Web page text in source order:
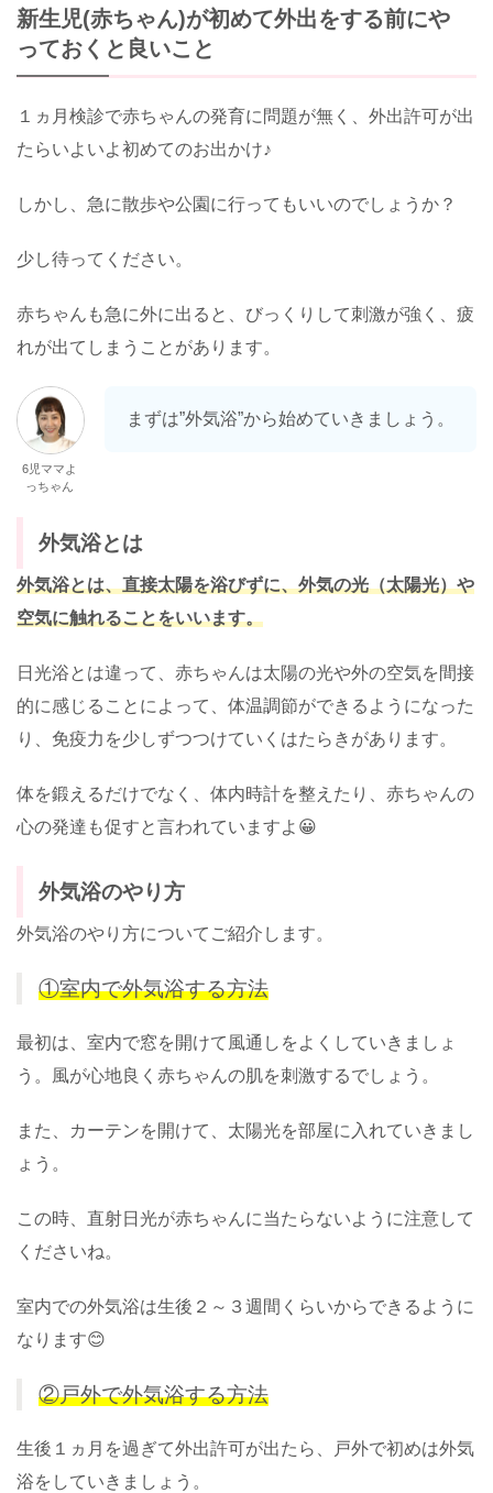
新生児(赤ちゃん)が初めて外出をする前にや
っておくと良いこと
１ヵ月検診で赤ちゃんの発育に問題が無く、外出許可が出
たらいよいよ初めてのお出かけ♪
しかし、急に散歩や公園に行ってもいいのでしょうか？
少し待ってください。
赤ちゃんも急に外に出ると、びっくりして刺激が強く、疲
れが出てしまうことがあります。
6児ママよ
っちゃん
まずは”外気浴”から始めていきましょう。
外気浴とは
外気浴とは、直接太陽を浴びずに、外気の光（太陽光）や
空気に触れることをいいます。
日光浴とは違って、赤ちゃんは太陽の光や外の空気を間接
的に感じることによって、体温調節ができるようになった
り、免疫力を少しずつつけていくはたらきがあります。
体を鍛えるだけでなく、体内時計を整えたり、赤ちゃんの
心の発達も促すと言われていますよ😀
外気浴のやり方
外気浴のやり方についてご紹介します。
①室内で外気浴する方法
最初は、室内で窓を開けて風通しをよくしていきましょ
う。風が心地良く赤ちゃんの肌を刺激するでしょう。
また、カーテンを開けて、太陽光を部屋に入れていきまし
ょう。
この時、直射日光が赤ちゃんに当たらないように注意して
くださいね。
室内での外気浴は生後２～３週間くらいからできるように
なります😊
②戸外で外気浴する方法
生後１ヵ月を過ぎて外出許可が出たら、戸外で初めは外気
浴をしていきましょう。